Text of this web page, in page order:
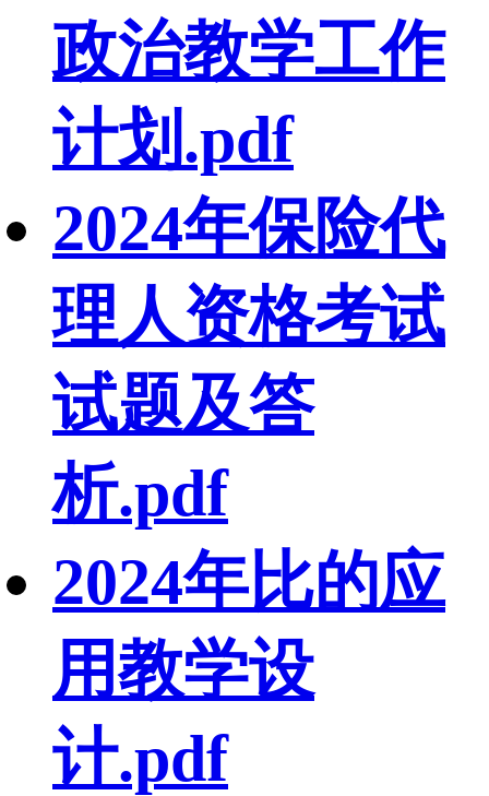
政治教学工作
计划.pdf
2024年保险代
理人资格考试
试题及答
析.pdf
2024年比的应
用教学设
计.pdf